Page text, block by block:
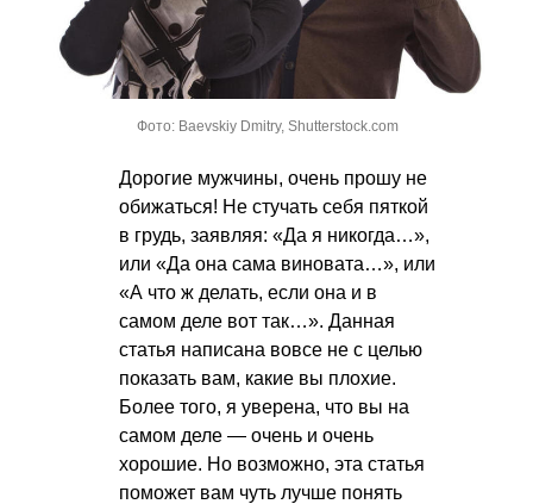
Фото: Baevskiy Dmitry, Shutterstock.com
Дорогие мужчины, очень прошу не
обижаться! Не стучать себя пяткой
в грудь, заявляя: «Да я никогда…»,
или «Да она сама виновата…», или
«А что ж делать, если она и в
самом деле вот так…». Данная
статья написана вовсе не с целью
показать вам, какие вы плохие.
Более того, я уверена, что вы на
самом деле — очень и очень
хорошие. Но возможно, эта статья
поможет вам чуть лучше понять